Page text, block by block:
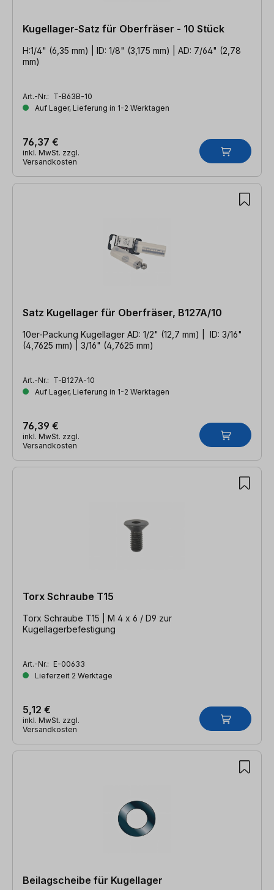
Kugellager-Satz für Oberfräser - 10 Stück
H:1/4" (6,35 mm) | ID: 1/8" (3,175 mm) | AD: 7/64" (2,78
mm)
Art.-Nr.: T-B63B-10
Auf Lager, Lieferung in 1-2 Werktagen
76,37 €
inkl. MwSt. zzgl.
Versandkosten
Satz Kugellager für Oberfräser, B127A/10
10er-Packung Kugellager AD: 1/2" (12,7 mm) | ID: 3/16"
(4,7625 mm) | 3/16" (4,7625 mm)
Art.-Nr.: T-B127A-10
Auf Lager, Lieferung in 1-2 Werktagen
76,39 €
inkl. MwSt. zzgl.
Versandkosten
Torx Schraube T15
Torx Schraube T15 | M 4 x 6 / D9 zur
Kugellagerbefestigung
Art.-Nr.: E-00633
Lieferzeit 2 Werktage
5,12 €
inkl. MwSt. zzgl.
Versandkosten
Beilagscheibe für Kugellager